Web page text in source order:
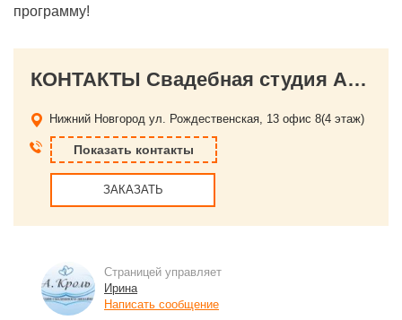
программу!
КОНТАКТЫ Свадебная студия Аллы Кроль
Нижний Новгород ул. Рождественская, 13 офис 8(4 этаж)
Показать контакты
ЗАКАЗАТЬ
Страницей управляет
Ирина
Написать сообщение